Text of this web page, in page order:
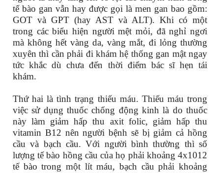
tế bào gan vẫn hay được gọi là men gan bao gồm:
GOT và GPT (hay AST và ALT). Khi có một
trong các biểu hiện người mệt mỏi, đã nghỉ ngơi
mà không hết vàng da, vàng mắt, đi lỏng thường
xuyên thì cần phải đi khám hệ thống gan mật ngay
tức khắc dù chưa đến thời điểm bác sĩ hẹn tái
khám.
Thứ hai là tình trạng thiếu máu. Thiếu máu trong
việc sử dụng thuốc chống động kinh là do thuốc
này làm giảm hấp thu axit folic, giảm hấp thu
vitamin B12 nên người bệnh sẽ bị giảm cả hồng
cầu và bạch cầu. Với người bình thường thì số
lượng tế bào hồng cầu của họ phải khoảng 4x1012
tế bào trong một lít máu, bạch cầu phải khoảng